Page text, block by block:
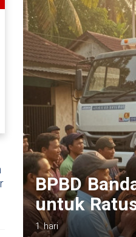
KPI UIN
Tv, 15
2 hari